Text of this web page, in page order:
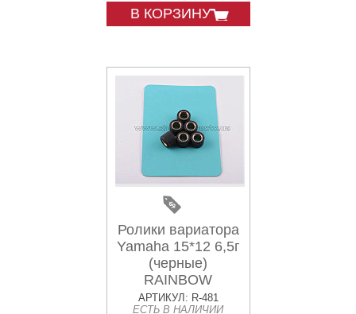
В КОРЗИНУ
Ролики вариатора
Yamaha 15*12 6,5г
(черные)
RAINBOW
АРТИКУЛ: R-481
ЕСТЬ В НАЛИЧИИ